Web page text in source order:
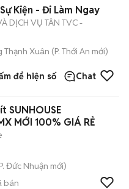
Kiện - Đi Làm Ngay
DỊCH VỤ TÂN TVC -
Thạnh Xuân (P. Thới An mới)
để hiện số Chat
SUNHOUSE
MỚI 100% GIÁ RẺ
P. Đức Nhuận mới)
bán